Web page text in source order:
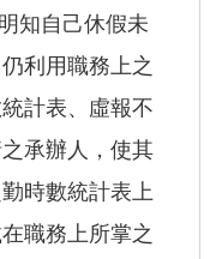
知自己休假未
利用職務上之
計表、虛報不
承辦人，使其
時數統計表上
職務上所掌之